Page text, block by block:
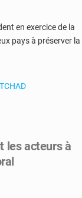
en exercice de la
pays à préserver la
TCHAD
les acteurs à